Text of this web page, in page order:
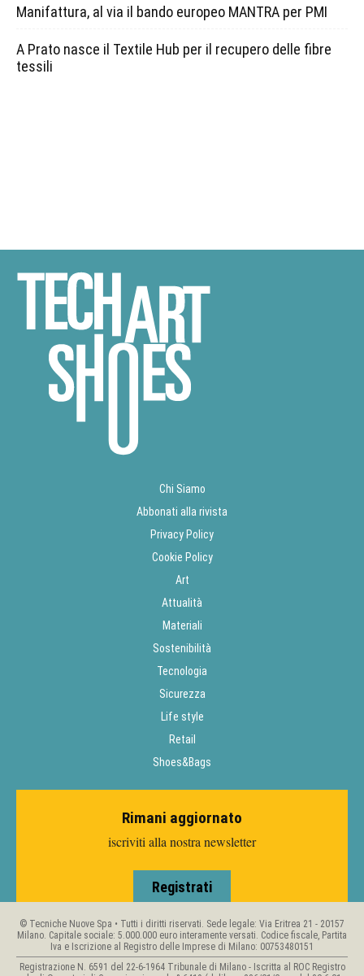
Manifattura, al via il bando europeo MANTRA per PMI
A Prato nasce il Textile Hub per il recupero delle fibre
tessili
Chi Siamo
Abbonati alla rivista
Privacy Policy
Cookie Policy
Art
Attualità
Materiali
Sostenibilità
Tecnologia
Sicurezza
Life style
Retail
Shoes&Bags
Rimani aggiornato
iscriviti alla nostra newsletter
Registrati
© Tecniche Nuove Spa • Tutti i diritti riservati. Sede legale: Via Eritrea 21 - 20157
Milano. Capitale sociale: 5.000.000 euro interamente versati. Codice fiscale, Partita
Iva e Iscrizione al Registro delle Imprese di Milano: 00753480151
Registrazione N. 6591 del 22-6-1964 Tribunale di Milano - Iscritta al ROC Registro